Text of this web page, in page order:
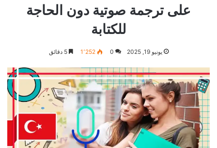
على ترجمة صوتية دون الحاجة
للكتابة
يونيو 19, 2025 0 1٬252 5 دقائق